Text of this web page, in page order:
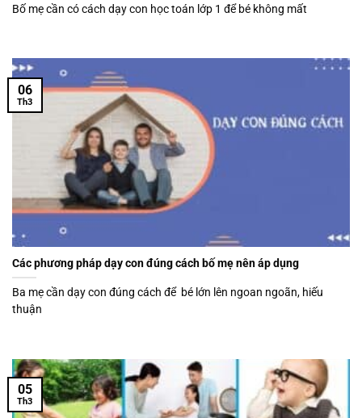
Bố mẹ cần có cách dạy con học toán lớp 1 để bé không mất
Các phương pháp dạy con đúng cách bố mẹ nên áp dụng
Ba mẹ cần dạy con đúng cách để bé lớn lên ngoan ngoãn, hiếu
thuận
06
Th3
05
Th3